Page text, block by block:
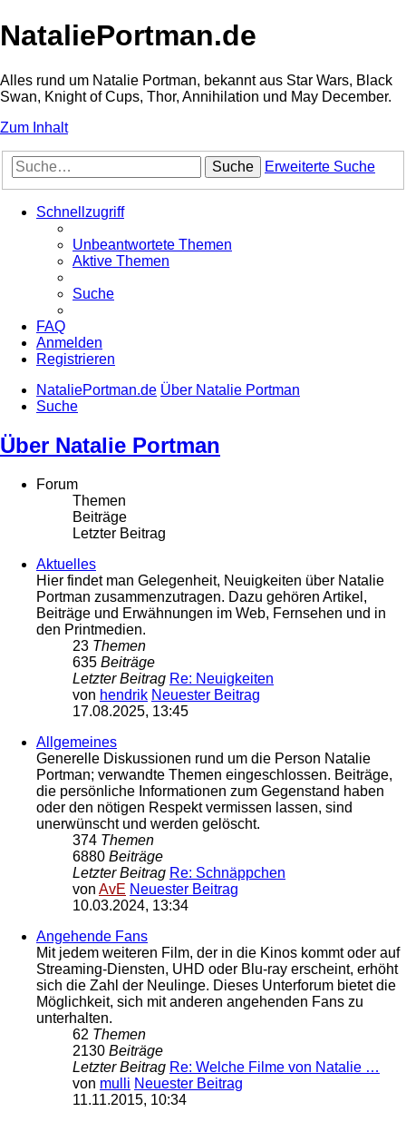
NataliePortman.de
Alles rund um Natalie Portman, bekannt aus Star Wars, Black
Swan, Knight of Cups, Thor, Annihilation und May December.
Zum Inhalt
Suche Erweiterte Suche
Schnellzugriff
Unbeantwortete Themen
Aktive Themen
Suche
FAQ
Anmelden
Registrieren
NataliePortman.de Über Natalie Portman
Suche
Über Natalie Portman
Forum
Themen
Beiträge
Letzter Beitrag
Aktuelles
Hier findet man Gelegenheit, Neuigkeiten über Natalie
Portman zusammenzutragen. Dazu gehören Artikel,
Beiträge und Erwähnungen im Web, Fernsehen und in
den Printmedien.
23 Themen
635 Beiträge
Letzter Beitrag Re: Neuigkeiten
von hendrik Neuester Beitrag
17.08.2025, 13:45
Allgemeines
Generelle Diskussionen rund um die Person Natalie
Portman; verwandte Themen eingeschlossen. Beiträge,
die persönliche Informationen zum Gegenstand haben
oder den nötigen Respekt vermissen lassen, sind
unerwünscht und werden gelöscht.
374 Themen
6880 Beiträge
Letzter Beitrag Re: Schnäppchen
von AvE Neuester Beitrag
10.03.2024, 13:34
Angehende Fans
Mit jedem weiteren Film, der in die Kinos kommt oder auf
Streaming-Diensten, UHD oder Blu-ray erscheint, erhöht
sich die Zahl der Neulinge. Dieses Unterforum bietet die
Möglichkeit, sich mit anderen angehenden Fans zu
unterhalten.
62 Themen
2130 Beiträge
Letzter Beitrag Re: Welche Filme von Natalie …
von mulli Neuester Beitrag
11.11.2015, 10:34